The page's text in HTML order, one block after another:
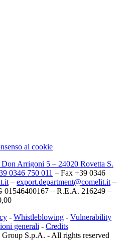
ai cookie
Arrigoni 5 – 24020 Rovetta S.
0346 750 011 – Fax +39 0346
– export.department@comelit.it –
01546400167 – R.E.A. 216249 –
- Whistleblowing - Vulnerability
generali - Credits
S.p.A. - All rights reserved